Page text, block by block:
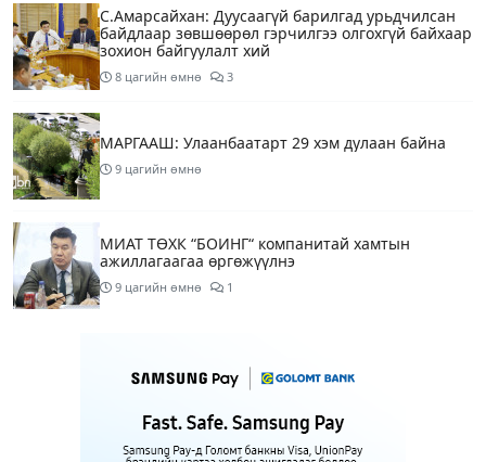
С.Амарсайхан: Дуусаагүй барилгад урьдчилсан
байдлаар зөвшөөрөл гэрчилгээ олгохгүй байхаар
зохион байгуулалт хий
8 цагийн өмнө 3
МАРГААШ: Улаанбаатарт 29 хэм дулаан байна
9 цагийн өмнө
МИАТ ТӨХК “БОИНГ“ компанитай хамтын
ажиллагаагаа өргөжүүлнэ
9 цагийн өмнө 1
зөөврийн саваар автобензин авч болно
Дуучин A Cool буюу Б.Анхбаяр Төв цэнгэлдэх